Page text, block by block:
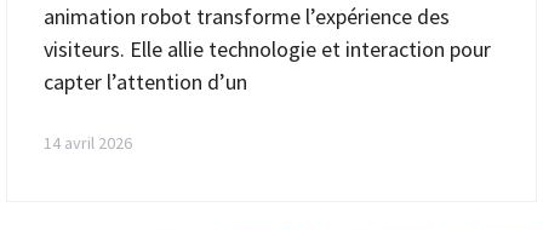
animation robot transforme l’expérience des
visiteurs. Elle allie technologie et interaction pour
capter l’attention d’un
14 avril 2026